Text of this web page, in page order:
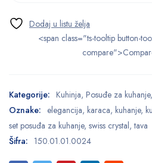
<span class="ts-tooltip button-
Kategorije: Kuhinja, Posuđe za kuhanje,
Oznake: elegancija, karaca, kuhanje,
set posuđa za kuhanje, swiss crystal,tava
Šifra: 150.01.01.0024